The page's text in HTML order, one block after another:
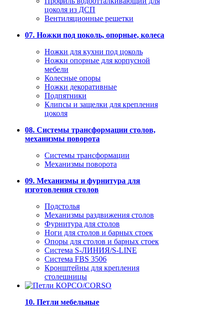
цоколя из ДСП
Вентиляционные решетки
07. Ножки под цоколь, опорные, колеса
Ножки для кухни под цоколь
Ножки опорные для корпусной
мебели
Колесные опоры
Ножки декоративные
Подпятники
Клипсы и защелки для крепления
цоколя
08. Системы трансформации столов,
механизмы поворота
Системы трансформации
Механизмы поворота
09. Механизмы и фурнитура для
изготовления столов
Подстолья
Механизмы раздвижения столов
Фурнитура для столов
Ноги для столов и барных стоек
Опоры для столов и барных стоек
Система S-ЛИНИЯ/S-LINE
Система FBS 3506
Кронштейны для крепления
столешницы
10. Петли мебельные